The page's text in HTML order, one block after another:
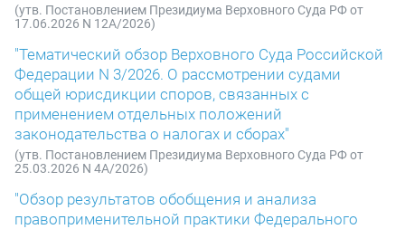
(утв. Постановлением Президиума Верховного Суда РФ от
17.06.2026 N 12А/2026)
"Тематический обзор Верховного Суда Российской
Федерации N 3/2026. О рассмотрении судами
общей юрисдикции споров, связанных с
применением отдельных положений
законодательства о налогах и сборах"
(утв. Постановлением Президиума Верховного Суда РФ от
25.03.2026 N 4А/2026)
"Обзор результатов обобщения и анализа
правоприменительной практики Федерального